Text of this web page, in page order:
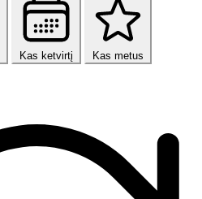
Kas ketvirtį Kas metus